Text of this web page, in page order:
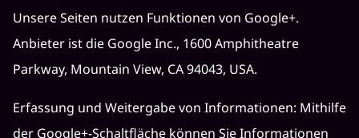
Unsere Seiten nutzen Funktionen von Google+.
Anbieter ist die Google Inc., 1600 Amphitheatre
Parkway, Mountain View, CA 94043, USA.
Erfassung und Weitergabe von Informationen: Mithilfe
der Google+-Schaltfläche können Sie Informationen